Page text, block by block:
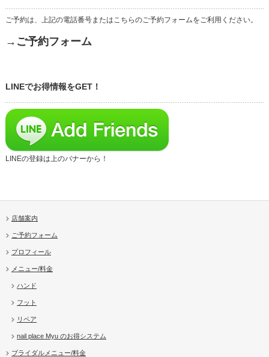
ご予約は、上記の電話番号またはこちらのご予約フォームをご利用ください。
→ご予約フォーム
LINEでお得情報をGET！
LINEの登録は上のバナーから！
店舗案内
ご予約フォーム
プロフィール
メニュー/料金
ハンド
フット
リペア
nail place Myu のお得システム
ブライダルメニュー/料金